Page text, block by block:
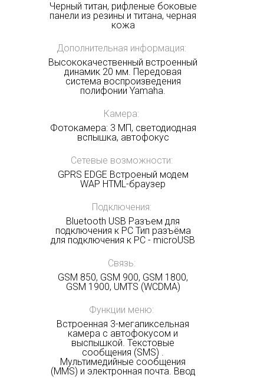
Черный титан, рифленые боковые
панели из резины и титана, черная
кожа
Дополнительная информация:
Высококачественный встроенный
динамик 20 мм. Передовая
система воспроизведения
полифонии Yamaha.
Камера:
Фотокамера: 3 МП, светодиодная
вспышка, автофокус
Сетевые возможности:
GPRS EDGE Встроеный модем
WAP HTML-браузер
Подключения:
Bluetooth USB Разъем для
подключения к PC Тип разъёма
для подключения к PC - microUSB
Связь:
GSM 850, GSM 900, GSM 1800,
GSM 1900, UMTS (WCDMA)
Функции меню:
Встроенная 3-мегапиксельная
камера с автофокусом и
выспышкой. Текстовые
сообщения (SMS) .
Мультимедийные сообщения
(MMS) и электронная почта. Ввод